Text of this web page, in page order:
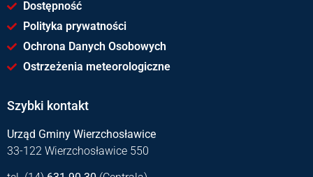
Dostępność
Polityka prywatności
Ochrona Danych Osobowych
Ostrzeżenia meteorologiczne
Szybki kontakt
Urząd Gminy Wierzchosławice
33-122 Wierzchosławice 550